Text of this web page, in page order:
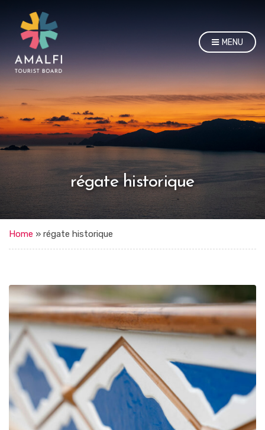
MENU
régate historique
Home » régate historique